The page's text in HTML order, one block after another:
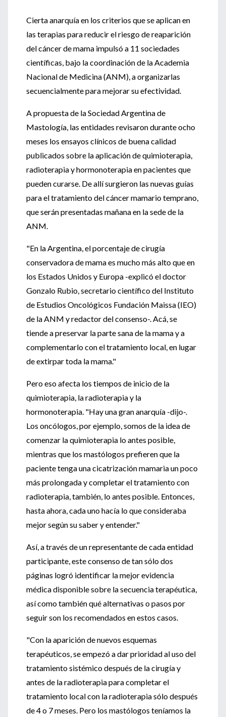
Cierta anarquía en los criterios que se aplican en
las terapias para reducir el riesgo de reaparición
del cáncer de mama impulsó a 11 sociedades
científicas, bajo la coordinación de la Academia
Nacional de Medicina (ANM), a organizarlas
secuencialmente para mejorar su efectividad.
A propuesta de la Sociedad Argentina de
Mastología, las entidades revisaron durante ocho
meses los ensayos clínicos de buena calidad
publicados sobre la aplicación de quimioterapia,
radioterapia y hormonoterapia en pacientes que
pueden curarse. De allí surgieron las nuevas guías
para el tratamiento del cáncer mamario temprano,
que serán presentadas mañana en la sede de la
ANM.
"En la Argentina, el porcentaje de cirugía
conservadora de mama es mucho más alto que en
los Estados Unidos y Europa -explicó el doctor
Gonzalo Rubio, secretario científico del Instituto
de Estudios Oncológicos Fundación Maissa (IEO)
de la ANM y redactor del consenso-. Acá, se
tiende a preservar la parte sana de la mama y a
complementarlo con el tratamiento local, en lugar
de extirpar toda la mama."
Pero eso afecta los tiempos de inicio de la
quimioterapia, la radioterapia y la
hormonoterapia. "Hay una gran anarquía -dijo-.
Los oncólogos, por ejemplo, somos de la idea de
comenzar la quimioterapia lo antes posible,
mientras que los mastólogos prefieren que la
paciente tenga una cicatrización mamaria un poco
más prolongada y completar el tratamiento con
radioterapia, también, lo antes posible. Entonces,
hasta ahora, cada uno hacía lo que consideraba
mejor según su saber y entender."
Así, a través de un representante de cada entidad
participante, este consenso de tan sólo dos
páginas logró identificar la mejor evidencia
médica disponible sobre la secuencia terapéutica,
así como también qué alternativas o pasos por
seguir son los recomendados en estos casos.
"Con la aparición de nuevos esquemas
terapéuticos, se empezó a dar prioridad al uso del
tratamiento sistémico después de la cirugía y
antes de la radioterapia para completar el
tratamiento local con la radioterapia sólo después
de 4 o 7 meses. Pero los mastólogos teníamos la